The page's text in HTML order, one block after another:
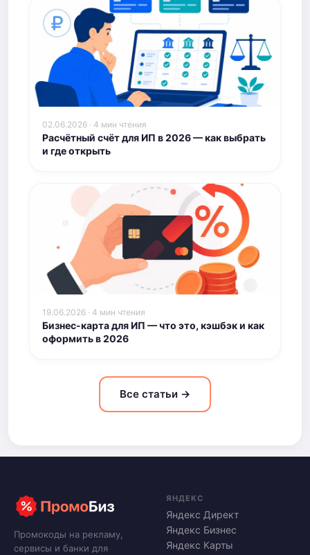
02.06.2026 · 4 мин чтения
Расчётный счёт для ИП в 2026 — как выбрать
и где открыть
19.06.2026 · 4 мин чтения
Бизнес-карта для ИП — что это, кэшбэк и как
оформить в 2026
Все статьи →
Промокоды на рекламу,
сервисы и банки для
ЯНДЕКС
Яндекс Директ
Яндекс Бизнес
Яндекс Карты